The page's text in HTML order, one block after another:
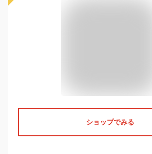
ショップでみる